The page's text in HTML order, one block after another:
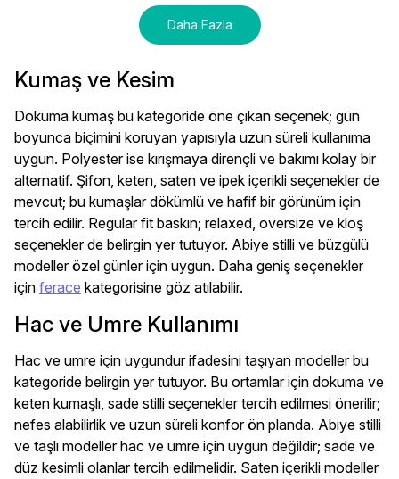
Daha Fazla
Kumaş ve Kesim
Dokuma kumaş bu kategoride öne çıkan seçenek; gün
boyunca biçimini koruyan yapısıyla uzun süreli kullanıma
uygun. Polyester ise kırışmaya dirençli ve bakımı kolay bir
alternatif. Şifon, keten, saten ve ipek içerikli seçenekler de
mevcut; bu kumaşlar dökümlü ve hafif bir görünüm için
tercih edilir. Regular fit baskın; relaxed, oversize ve kloş
seçenekler de belirgin yer tutuyor. Abiye stilli ve büzgülü
modeller özel günler için uygun. Daha geniş seçenekler
için ferace kategorisine göz atılabilir.
Hac ve Umre Kullanımı
Hac ve umre için uygundur ifadesini taşıyan modeller bu
kategoride belirgin yer tutuyor. Bu ortamlar için dokuma ve
keten kumaşlı, sade stilli seçenekler tercih edilmesi önerilir;
nefes alabilirlik ve uzun süreli konfor ön planda. Abiye stilli
ve taşlı modeller hac ve umre için uygun değildir; sade ve
düz kesimli olanlar tercih edilmelidir. Saten içerikli modeller